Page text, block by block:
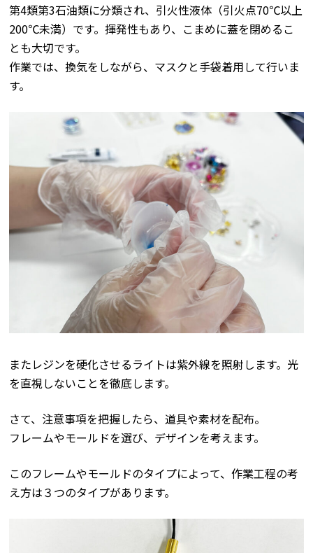
第4類第3石油類に分類され、引火性液体（引火点70℃以上
200℃未満）です。揮発性もあり、こまめに蓋を閉めるこ
とも大切です。
作業では、換気をしながら、マスクと手袋着用して行いま
す。
またレジンを硬化させるライトは紫外線を照射します。光
を直視しないことを徹底します。
さて、注意事項を把握したら、道具や素材を配布。
フレームやモールドを選び、デザインを考えます。
このフレームやモールドのタイプによって、作業工程の考
え方は３つのタイプがあります。